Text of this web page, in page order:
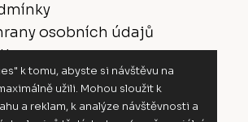
k tomu, abyste si návštěvu na
užili. Mohou sloužit k
a reklam, k analýze návštěvnosti a
osobních údajů